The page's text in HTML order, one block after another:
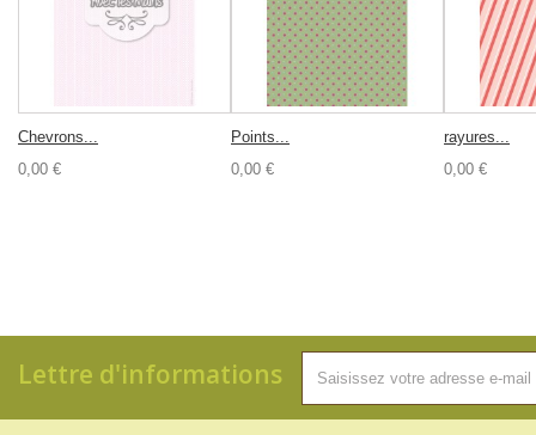
Chevrons...
0,00 €
Points...
0,00 €
rayures...
0,00 €
Lettre d'informations